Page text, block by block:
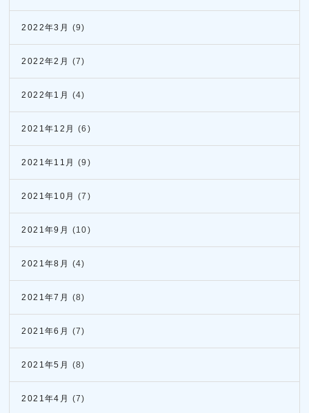
2022年3月 (9)
2022年2月 (7)
2022年1月 (4)
2021年12月 (6)
2021年11月 (9)
2021年10月 (7)
2021年9月 (10)
2021年8月 (4)
2021年7月 (8)
2021年6月 (7)
2021年5月 (8)
2021年4月 (7)